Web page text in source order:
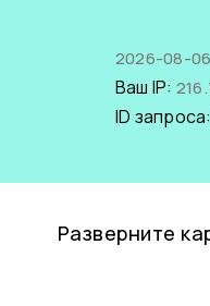
2026-08-
Ваш IP:
ID запроса:
Разверните